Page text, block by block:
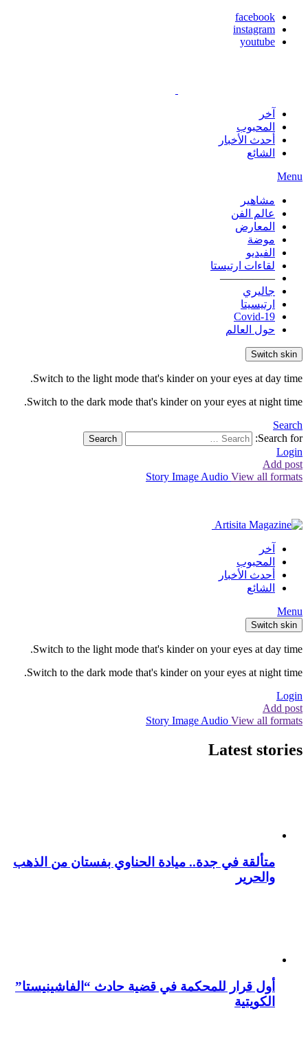
facebook
instagram
youtube
آخر
المحبوب
أحدث الأخبار
الشائع
Menu
مشاهير
عالم الفن
المعارض
موضة
الفيديو
لقاءات ارتيستا
—————
جاليري
ارتيسيتا
Covid-19
حول العالم
Switch skin
Switch to the light mode that's kinder on your eyes at day time.
Switch to the dark mode that's kinder on your eyes at night time.
Search
Search for:
Search
Login
Add post
Story Image Audio View all formats
آخر
المحبوب
أحدث الأخبار
الشائع
Menu
Switch skin
Switch to the light mode that's kinder on your eyes at day time.
Switch to the dark mode that's kinder on your eyes at night time.
Login
Add post
Story Image Audio View all formats
Latest stories
متألقة في جدة.. ميادة الحناوي بفستان من الذهب
والحرير
أول قرار للمحكمة في قضية حادث “الفاشينيستا”
الكويتية